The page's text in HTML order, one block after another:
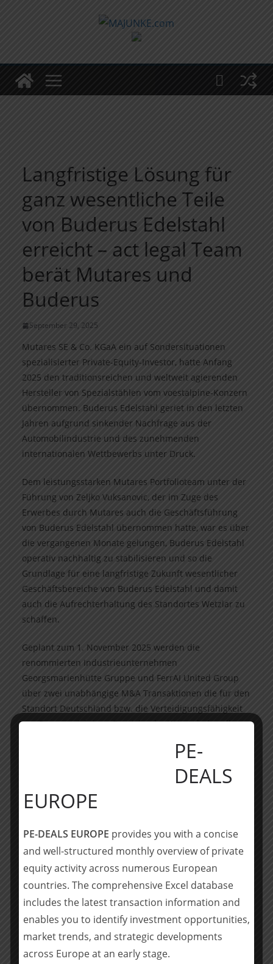
Langfristige Lösung für
ganz wesentliche Teile
von Buderus Edelstahl
erreicht – act legal Team
berät Mutares und
Buderus
September 29, 2025
Mutares SE & Co. KGaA ein auf Sondersituationen
spezialisierter Private-Equity-Investor, hatte Anfang
2025 den traditionsreichen und weltweit agierenden
Hersteller von Spezialstählen vom voestalpine-Konzern
übernommen. Buderus Edelstahl geriet in den letzten
Jahren aufgrund sinkender Nachfrage aus der
Automobilindustrie und des zunehmenden
internationalen Wettbewerbs unter Druck.
Dem leistungsstarken Mutares Portfolioteam unter der
Führung von Zeljko Vuksanovic, der im Zuge des
Erwerbes durch Mutares auch die Geschäftsführung
von Buderus Edelstahl übernommen hatte, war es über
die vergangenen Monate gelungen, Buderus Edelstahl
operativ nachhaltig zu stabilisieren und so die
Grundlage für eine langfristige Zukunft wesentlicher
Geschäftsbereiche von Buderus Edelstahl und damit
auch die Aufrechterhaltung des Standortes Wetzlar zu
schaffen.
Geplant zum 1. November 2025 werden die
renommierten Industrieunternehmen
Georgsmarienhütte Gruppe und FerrAI United Group
über zwei unabhängige M&A Transaktionen die für den
Standort Deutschland bzw. die Verteidigungsfähigkeit
von Europa wichtigen Bereiche der Wärmebehandlung
sowie damit verbundene Servicefunktionen mit
insgesamt rd. 700 Mitarbeitern:innen übernehmen und
jeweils als eigenständige Gesellschaften am Standort
Wetzlar fortführen. Mit diesen guten Nachrichten ist
der aufgrund des Engagements von Mutares in hohem
Maße sozialverträglich durchgeführt werden kann.
Das act legal Team berät Mutares und Buderus
umfassend zu allen mit der Langfristlösung für
Buderus Edelstahl verbundenen Themen.
Teilen mit:
Teilen
PE-
DEALS
EUROPE
PE-DEALS EUROPE provides you with a concise
and well-structured monthly overview of private
equity activity across numerous European
countries. The comprehensive Excel database
includes the latest transaction information and
enables you to identify investment opportunities,
market trends, and strategic developments
across Europe at an early stage.